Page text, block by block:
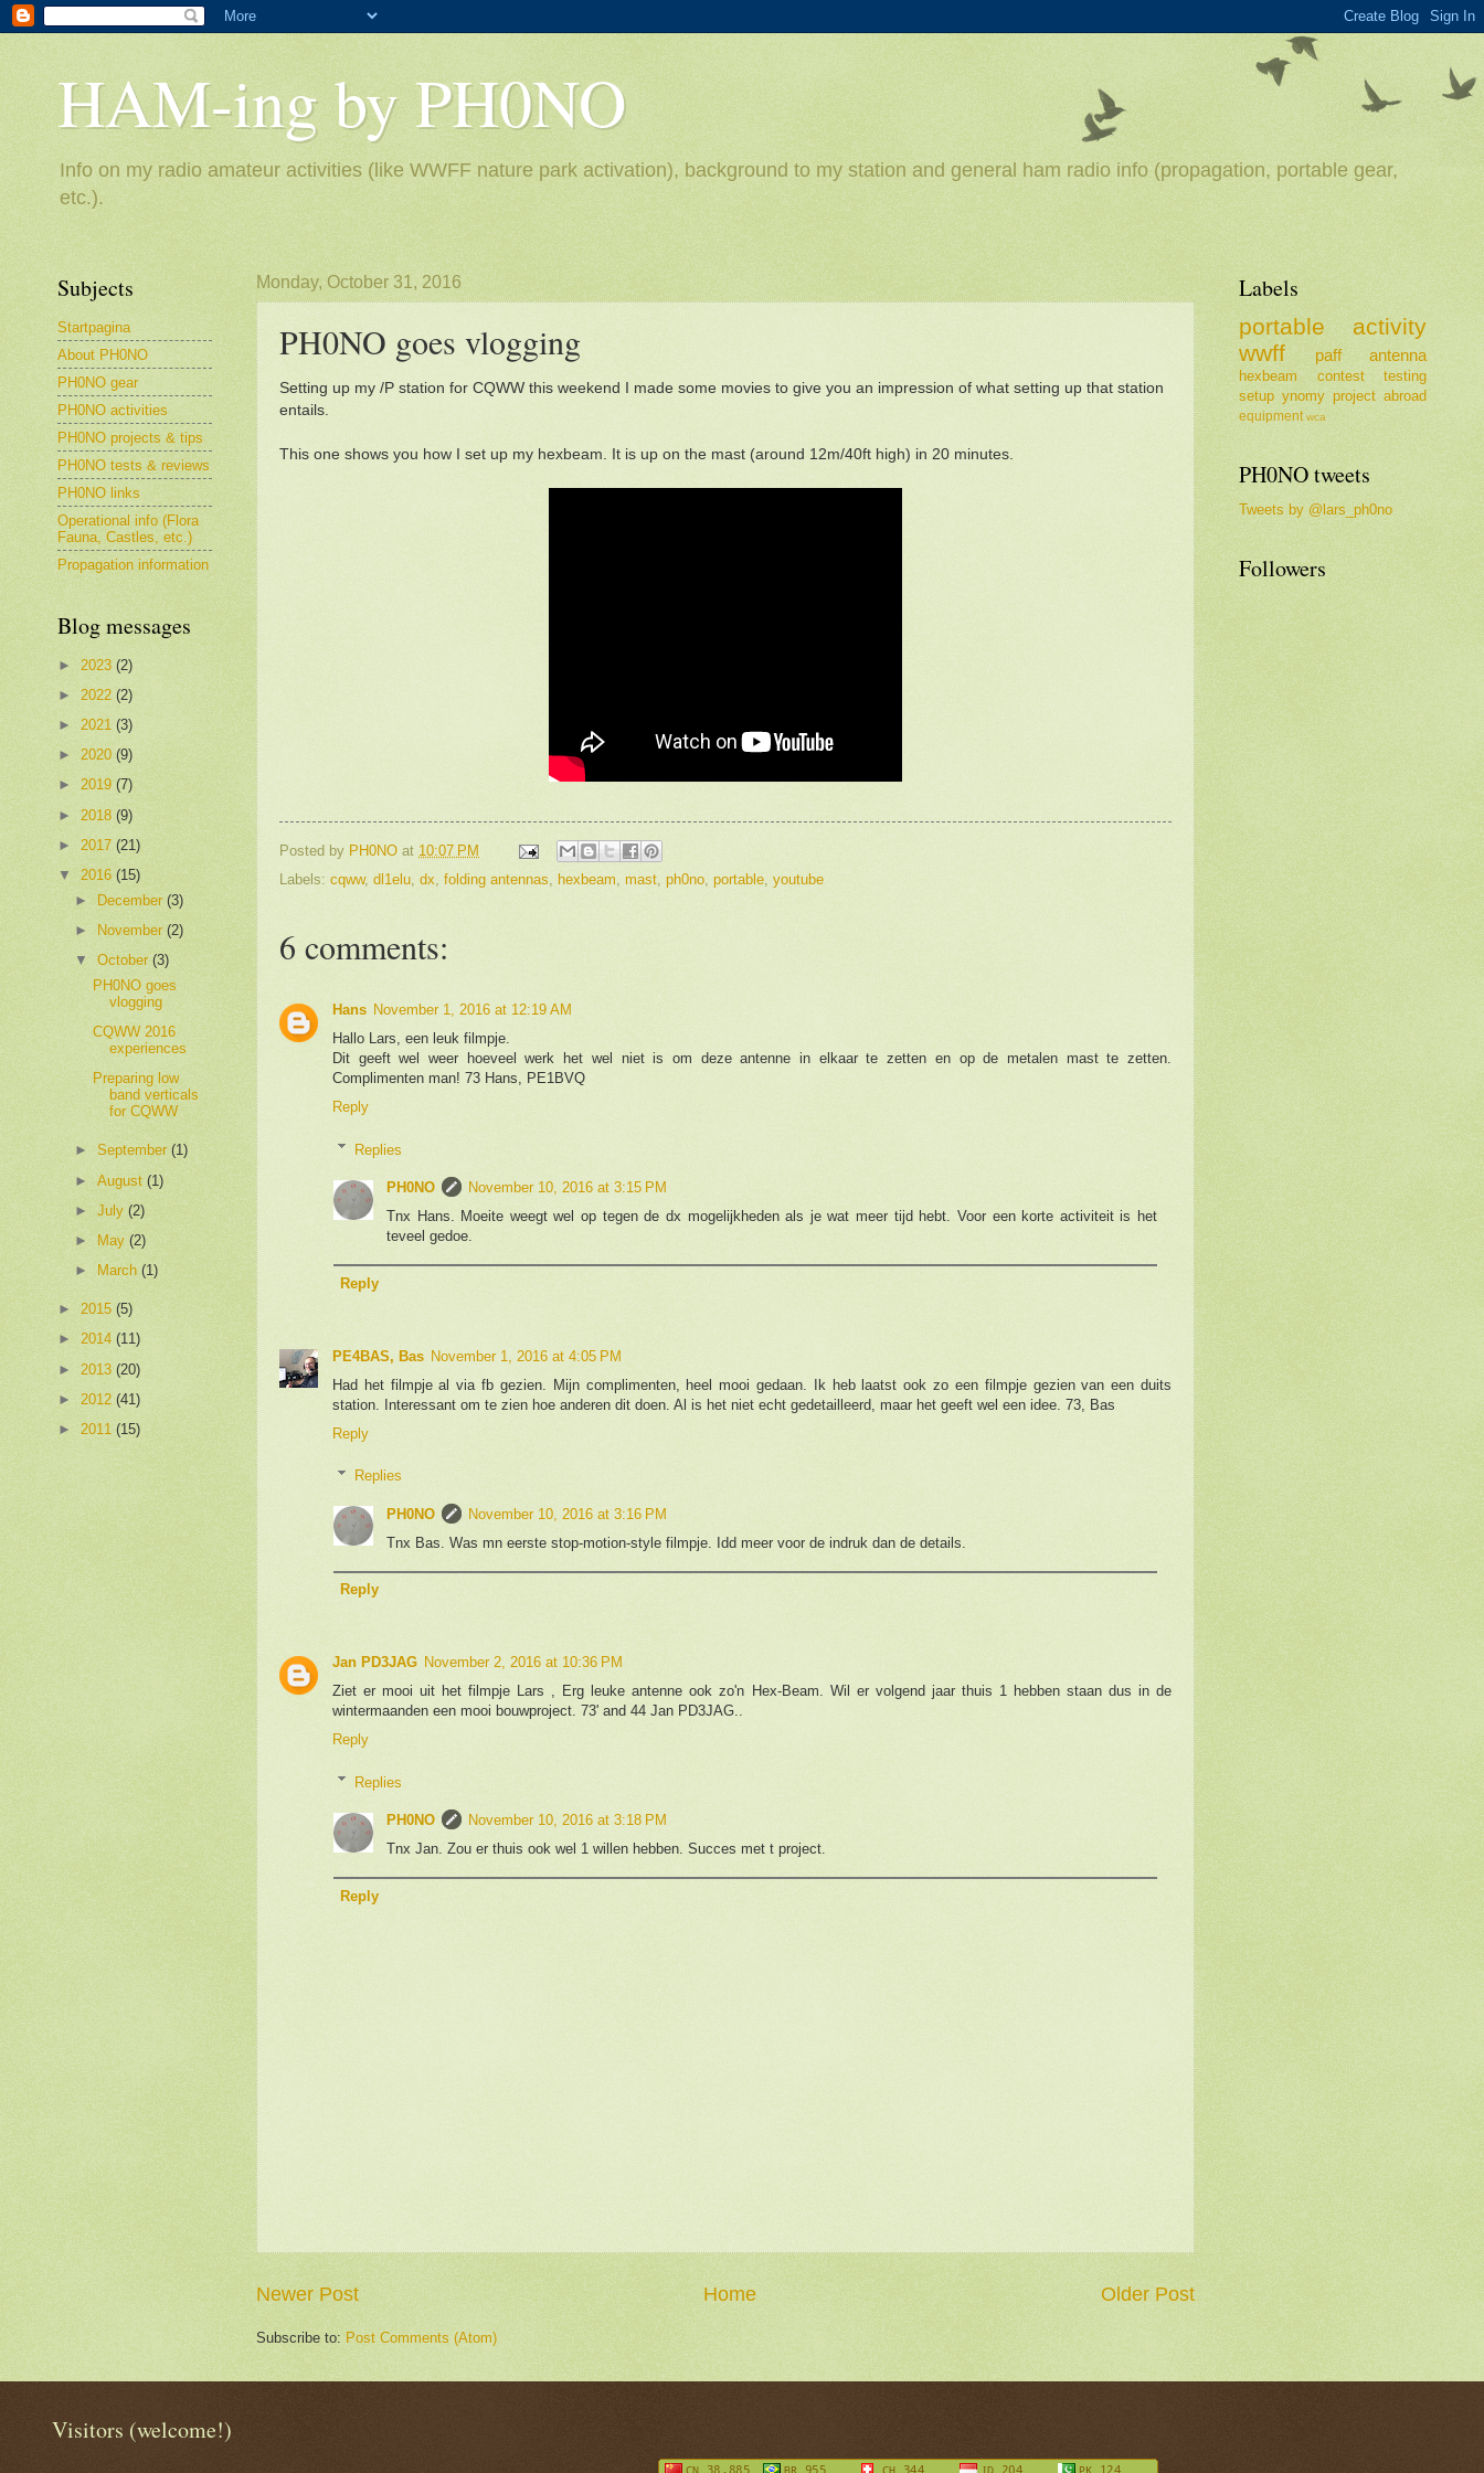
HAM-ing by PH0NO
Info on my radio amateur activities (like WWFF nature park activation), background to my station and general ham radio info (propagation, portable gear,
etc.).
Monday, October 31, 2016
PH0NO goes vlogging
Setting up my /P station for CQWW this weekend I made some movies to give you an impression of what setting up that station
entails.
This one shows you how I set up my hexbeam. It is up on the mast (around 12m/40ft high) in 20 minutes.
Posted by PH0NO at 10:07 PM
Labels: cqww, dl1elu, dx, folding antennas, hexbeam, mast, ph0no, portable, youtube
6 comments:
Hans November 1, 2016 at 12:19 AM
Hallo Lars, een leuk filmpje.
Dit geeft wel weer hoeveel werk het wel niet is om deze antenne in elkaar te zetten en op de metalen mast te zetten.
Complimenten man! 73 Hans, PE1BVQ
Reply
Replies
PH0NO
November 10, 2016 at 3:15 PM
Tnx Hans. Moeite weegt wel op tegen de dx mogelijkheden als je wat meer tijd hebt. Voor een korte activiteit is het
teveel gedoe.
Reply
PE4BAS, Bas November 1, 2016 at 4:05 PM
Had het filmpje al via fb gezien. Mijn complimenten, heel mooi gedaan. Ik heb laatst ook zo een filmpje gezien van een duits
station. Interessant om te zien hoe anderen dit doen. Al is het niet echt gedetailleerd, maar het geeft wel een idee. 73, Bas
Reply
Replies
PH0NO
November 10, 2016 at 3:16 PM
Tnx Bas. Was mn eerste stop-motion-style filmpje. Idd meer voor de indruk dan de details.
Reply
Jan PD3JAG November 2, 2016 at 10:36 PM
Ziet er mooi uit het filmpje Lars , Erg leuke antenne ook zo'n Hex-Beam. Wil er volgend jaar thuis 1 hebben staan dus in de
wintermaanden een mooi bouwproject. 73' and 44 Jan PD3JAG..
Reply
Replies
PH0NO
November 10, 2016 at 3:18 PM
Tnx Jan. Zou er thuis ook wel 1 willen hebben. Succes met t project.
Reply
Newer Post Older Post
Home
Subscribe to: Post Comments (Atom)
Subjects
Startpagina
About PH0NO
PH0NO gear
PH0NO activities
PH0NO projects & tips
PH0NO tests & reviews
PH0NO links
Operational info (Flora
Fauna, Castles, etc.)
Propagation information
Blog messages
► 2023 (2)
► 2022 (2)
► 2021 (3)
► 2020 (9)
► 2019 (7)
► 2018 (9)
► 2017 (21)
▼ 2016 (15)
►
December(3)
►
November(2)
▼October(3)
PH0NO goes
vlogging
CQWW 2016
experiences
Preparing low
band verticals
for CQWW
►September(1)
►August(1)
►July(2)
►
May(2)
►
March(1)
► 2015 (5)
► 2014 (11)
► 2013 (20)
► 2012 (41)
► 2011 (15)
Labels
portable
activity
wwff
paff antenna
hexbeam contest
testing
setup ynomy project abroad
equipment wca
PH0NO tweets
Tweets by @lars_ph0no
Followers
Visitors (welcome!)